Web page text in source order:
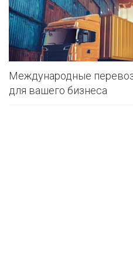
Международные
для вашего бизнеса